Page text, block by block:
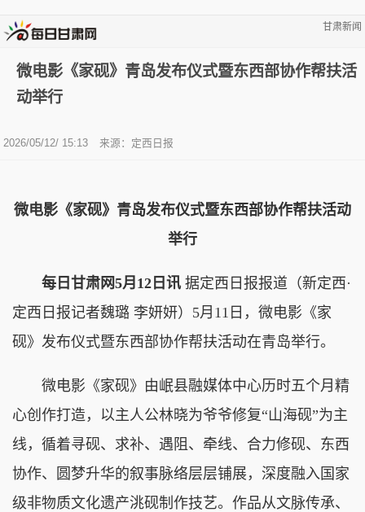
甘肃新闻
微电影《家砚》青岛发布仪式暨东西部协作帮扶活
动举行
2026/05/12/ 15:13 来源：定西日报
微电影《家砚》青岛发布仪式暨东西部协作帮扶活动
举行
每日甘肃网5月12日讯 据定西日报报道（新定西·
定西日报记者魏璐 李妍妍）5月11日，微电影《家
砚》发布仪式暨东西部协作帮扶活动在青岛举行。
微电影《家砚》由岷县融媒体中心历时五个月精
心创作打造，以主人公林晓为爷爷修复“山海砚”为主
线，循着寻砚、求补、遇阻、牵线、合力修砚、东西
协作、圆梦升华的叙事脉络层层铺展，深度融入国家
级非物质文化遗产洮砚制作技艺。作品从文脉传承、